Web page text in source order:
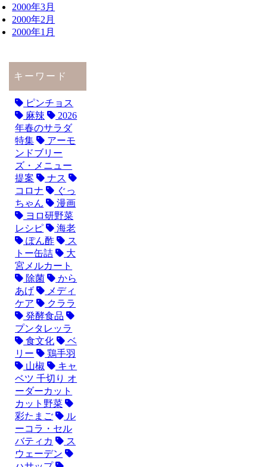
2000年3月
2000年2月
2000年1月
キーワード
ピンチョス
麻辣
2026
年春のサラダ
特集
アーモ
ンドブリー
ズ・メニュー
提案
ナス
コロナ
ぐっ
ちゃん
漫画
ヨロ研野菜
レシピ
海老
ぽん酢
ス
トー缶詰
大
宮メルカート
除菌
から
あげ
メディ
ケア
クララ
発酵食品
プンタレッラ
食文化
ベ
リー
鶏手羽
山椒
キャ
ベツ 千切り オ
ーダーカット
カット野菜
彩たまご
ル
ーコラ・セル
バティカ
ス
ウェーデン